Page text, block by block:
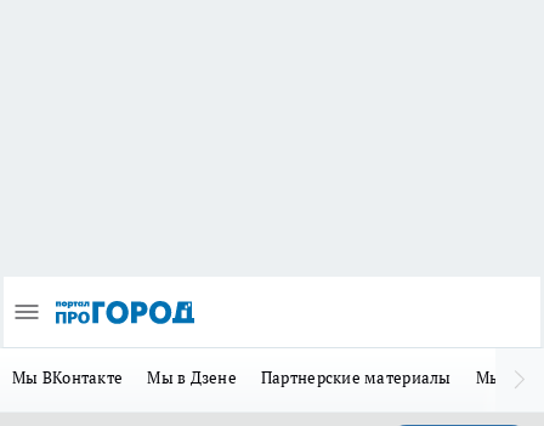
Мы ВКонтакте Мы в Дзене Партнерские материалы Мы в